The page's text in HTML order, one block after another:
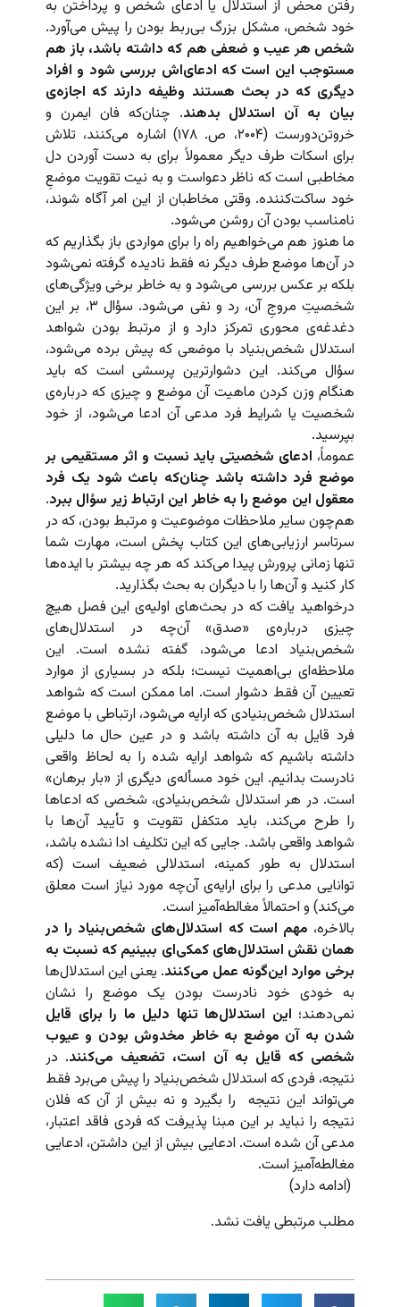
رفتن محض از استدلال یا ادعای شخص و پرداختن به
خود شخص، مشکل بزرگ بی‌ربط بودن را پیش می‌آورد.
شخص هر عیب و ضعفی هم که داشته باشد، باز هم
مستوجب این است که ادعای‌اش بررسی شود و افراد
دیگری که در بحث هستند وظیفه دارند که اجازه‌ی
بیان به آن استدلال بدهند. چنان‌که فان ایمرن و
خروتن‌دورست (۲۰۰۴، ص. ۱۷۸) اشاره می‌کنند، تلاش
برای اسکات طرف دیگر معمولاً برای به دست آوردن دل
مخاطبی است که ناظر دعواست و به نیت تقویت موضعِ
خود ساکت‌کننده. وقتی مخاطبان از این امر آگاه شوند،
نامناسب بودن آن روشن می‌شود.
ما هنوز هم می‌‌خواهیم راه را برای مواردی باز بگذاریم که
در آن‌ها موضع طرف دیگر نه فقط نادیده گرفته نمی‌شود
بلکه بر عکس بررسی می‌شود و به خاطر برخی ویژگی‌های
شخصیتِ مروجِ آن، رد و نفی می‌شود. سؤال ۳، بر این
دغدغه‌ی محوری تمرکز دارد و از مرتبط بودن شواهد
استدلال شخص‌بنیاد با موضعی که پیش برده می‌شود،
سؤال می‌کند. این دشوارترین پرسشی است که باید
هنگام وزن کردن ماهیت آن موضع و چیزی که درباره‌ی
شخصیت یا شرایط فرد مدعی آن ادعا می‌شود، از خود
بپرسید.
عموماً، ادعای شخصیتی باید نسبت و اثر مستقیمی بر
موضع فرد داشته باشد چنان‌که باعث شود یک فرد
معقول این موضع را به خاطر این ارتباط زیر سؤال ببرد.
هم‌‌چون سایر ملاحظات موضوعیت و مرتبط بودن، که در
سرتاسر ارزیابی‌های این کتاب پخش است، مهارت شما
تنها زمانی پرورش پیدا می‌کند که هر چه بیشتر با ایده‌ها
کار کنید و آن‌ها را با دیگران به بحث بگذارید.
درخواهید یافت که در بحث‌های اولیه‌ی این فصل هیچ
چیزی درباره‌ی «صدق» آن‌چه در استدلال‌های
شخص‌بنیاد ادعا می‌شود، گفته نشده است. این
ملاحظه‌ای بی‌اهمیت نیست؛ بلکه در بسیاری از موارد
تعیین آن فقط دشوار است. اما ممکن است که شواهد
استدلال شخص‌بنیادی که ارایه می‌شود، ارتباطی با موضع
فرد قایل به آن داشته باشد و در عین حال ما دلیلی
داشته باشیم که شواهد ارایه شده را به لحاظ واقعی
نادرست بدانیم. این خود مسأله‌ی دیگری از «بار برهان»
است. در هر استدلال شخص‌بنیادی، شخصی که ادعاها
را طرح می‌کند، باید متکفل تقویت و تأیید آن‌ها با
شواهد واقعی باشد. جایی که این تکلیف ادا نشده باشد،
استدلال به طور کمینه، استدلالی ضعیف است (که
توانایی مدعی را برای ارایه‌ی آن‌چه مورد نیاز است معلق
می‌کند) و احتمالاً مغالطه‌آمیز است.
بالاخره، مهم است که استدلال‌های شخص‌بنیاد را در
همان نقش استدلال‌های کمکی‌ای‌ ببینیم که نسبت به
برخی موارد این‌گونه عمل می‌کنند. یعنی این استدلال‌ها
به خودی خود نادرست بودن یک موضع را نشان
نمی‌دهند؛ این استدلال‌ها تنها دلیل ما را برای قایل
شدن به آن موضع به خاطر مخدوش بودن و عیوب
شخصی که قایل به آن است،‌ تضعیف می‌کنند. در
نتیجه، فردی که استدلال شخص‌بنیاد را پیش می‌برد فقط
می‌تواند این نتیجه را بگیرد و نه بیش از آن که فلان
نتیجه را نباید بر این مبنا پذیرفت که فردی فاقد اعتبار،
مدعی آن شده است. ادعایی بیش از این داشتن، ادعایی
مغالطه‌آمیز است.
(ادامه دارد)
مطلب مرتبطی یافت نشد.